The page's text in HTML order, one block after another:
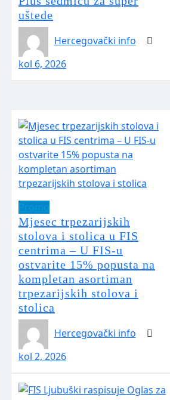
uštede
Hercegovački info
kol 6, 2026
Mjesec trpezarijskih
stolova i stolica u FIS
centrima – U FIS-u
ostvarite 15% popusta na
kompletan asortiman
trpezarijskih stolova i
stolica
Hercegovački info
kol 2, 2026